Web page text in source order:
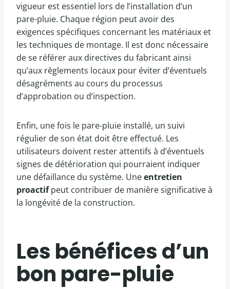
vigueur est essentiel lors de l’installation d’un
pare-pluie. Chaque région peut avoir des
exigences spécifiques concernant les matériaux et
les techniques de montage. Il est donc nécessaire
de se référer aux directives du fabricant ainsi
qu’aux règlements locaux pour éviter d’éventuels
désagréments au cours du processus
d’approbation ou d’inspection.
Enfin, une fois le pare-pluie installé, un suivi
régulier de son état doit être effectué. Les
utilisateurs doivent rester attentifs à d’éventuels
signes de détérioration qui pourraient indiquer
une défaillance du système. Uneentretien
proactifpeut contribuer de manière significative à
la longévité de la construction.
Les bénéfices d’un
bon pare-pluie